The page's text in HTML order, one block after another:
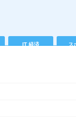
IT 経済 ス